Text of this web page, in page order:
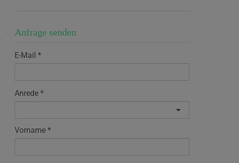
Anfrage senden
E-Mail
Anrede
Vorname